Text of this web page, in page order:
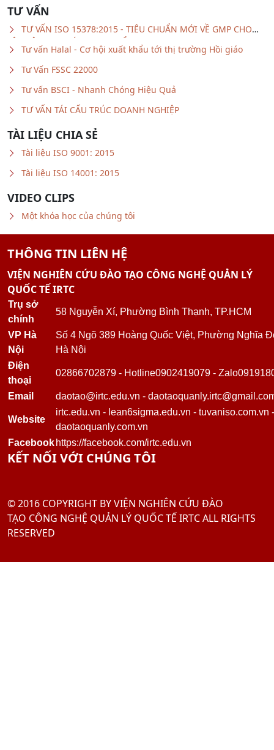
TƯ VẤN
TƯ VẤN ISO 15378:2015 - TIÊU CHUẨN MỚI VỀ GMP CHO
VẬT LIỆU BAO GÓI DƯỢC PHẨM
Tư vấn Halal - Cơ hội xuất khẩu tới thị trường Hồi giáo
Tư Vấn FSSC 22000
Tư vấn BSCI - Nhanh Chóng Hiệu Quả
TƯ VẤN TÁI CẤU TRÚC DOANH NGHIỆP
TÀI LIỆU CHIA SẺ
Tài liệu ISO 9001: 2015
Tài liệu ISO 14001: 2015
VIDEO CLIPS
Một khóa học của chúng tôi
THÔNG TIN LIÊN HỆ
VIỆN NGHIÊN CỨU ĐÀO TẠO CÔNG NGHỆ QUẢN LÝ
QUỐC TẾ IRTC
Trụ sở
chính
58 Nguyễn Xí, Phường Bình Thạnh, TP.HCM
VP Hà
Nội
Số 4 Ngõ 389 Hoàng Quốc Việt, Phường Nghĩa
Hà Nội
Điện
thoại
02866702879 - Hotline0902419079 - Zalo
Email daotao@irtc.edu.vn -
Website
irtc.edu.vn - lean6sigma.edu.vn - tuvaniso.com.vn -
daotaoquanly.com.vn
Facebook https://facebook.com/irtc.edu.vn
KẾT NỐI VỚI CHÚNG TÔI
© 2016 COPYRIGHT BY VIỆN NGHIÊN CỨU ĐÀO
TẠO CÔNG NGHỆ QUẢN LÝ QUỐC TẾ IRTC ALL RIGHTS
RESERVED